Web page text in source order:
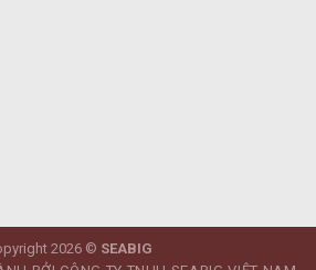
2026 © SEABIG